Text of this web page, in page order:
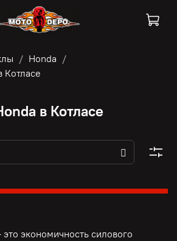
Honda
Котласе
в Котласе
экономичность силового